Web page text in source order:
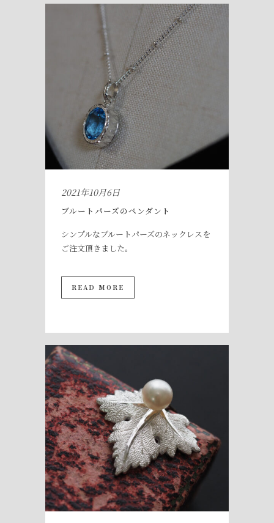
2021年10月6日
ブルートパーズのペンダント
シンプルなブルートパーズのネックレスを
ご注文頂きました。
READ MORE